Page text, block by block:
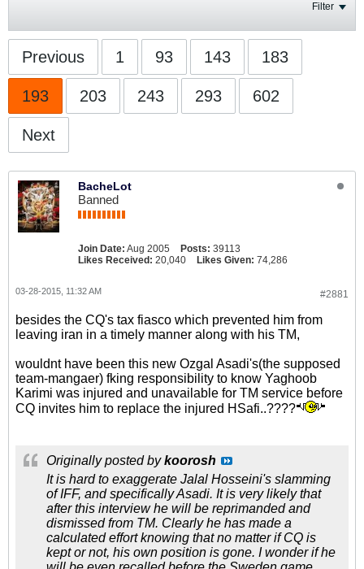
Filter
Previous 1 93 143 183
193 203 243 293 602
Next
BacheLot
Banned
Join Date: Aug 2005 Posts: 39113
Likes Received: 20,040 Likes Given: 74,286
#2881
03-28-2015, 11:32 AM
besides the CQ's tax fiasco which prevented him from
leaving iran in a timely manner along with his TM,
wouldnt have been this new Ozgal Asadi's(the supposed
team-mangaer) fking responsibility to know Yaghoob
Karimi was injured and unavailable for TM service before
CQ invites him to replace the injured HSafi..????
Originally posted bykoorosh
It is hard to exaggerate Jalal Hosseini's slamming
of IFF, and specifically Asadi. It is very likely that
after this interview he will be reprimanded and
dismissed from TM. Clearly he has made a
calculated effort knowing that no matter if CQ is
kept or not, his own position is gone. I wonder if he